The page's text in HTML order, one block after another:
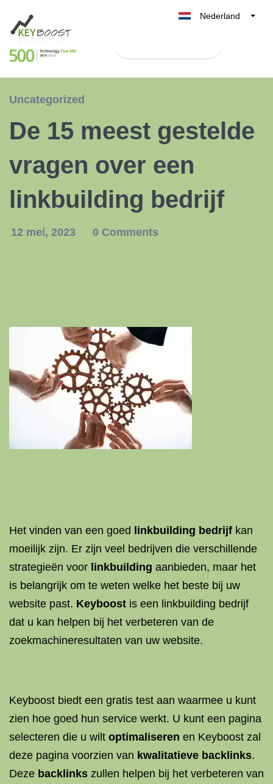
Nederland
België
España
Uncategorized
De 15 meest gestelde
vragen over een
linkbuilding bedrijf
12 mei, 2023 0 Comments
Het vinden van een goed linkbuilding bedrijf kan
moeilijk zijn. Er zijn veel bedrijven die verschillende
strategieën voor linkbuilding aanbieden, maar het
is belangrijk om te weten welke het beste bij uw
website past. Keyboost is een linkbuilding bedrijf
dat u kan helpen bij het verbeteren van de
zoekmachineresultaten van uw website.
Keyboost biedt een gratis test aan waarmee u kunt
zien hoe goed hun service werkt. U kunt een pagina
selecteren die u wilt optimaliseren en Keyboost zal
deze pagina voorzien van kwalitatieve backlinks.
Deze backlinks zullen helpen bij het verbeteren van